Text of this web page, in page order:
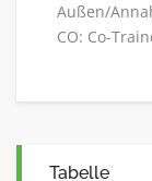
Außen/
CO: Co-
Tabelle